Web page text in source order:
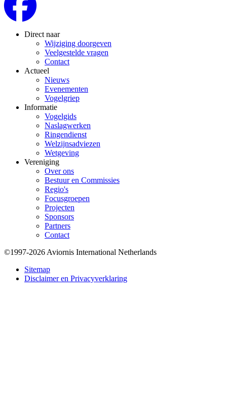
Direct naar
Wijziging doorgeven
Veelgestelde vragen
Contact
Actueel
Nieuws
Evenementen
Vogelgriep
Informatie
Vogelgids
Naslagwerken
Ringendienst
Welzijnsadviezen
Wetgeving
Vereniging
Over ons
Bestuur en Commissies
Regio's
Focusgroepen
Projecten
Sponsors
Partners
Contact
Bottom
©1997-2026 Aviornis International Netherlands
Sitemap
Disclaimer en Privacyverklaring